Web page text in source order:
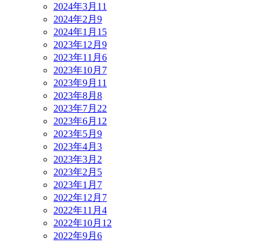
2024年3月 11
2024年2月 9
2024年1月 15
2023年12月 9
2023年11月 6
2023年10月 7
2023年9月 11
2023年8月 8
2023年7月 22
2023年6月 12
2023年5月 9
2023年4月 3
2023年3月 2
2023年2月 5
2023年1月 7
2022年12月 7
2022年11月 4
2022年10月 12
2022年9月 6